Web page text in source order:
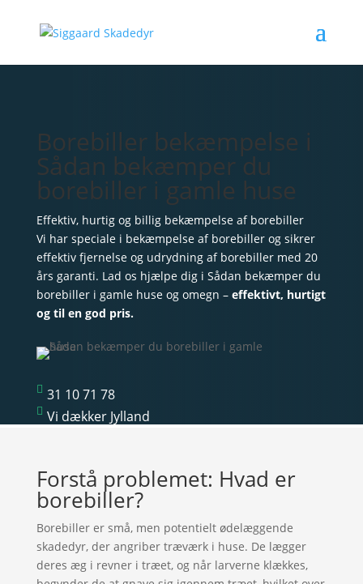
Borebiller bekæmpelse i
Sådan bekæmper du
borebiller i gamle huse
Effektiv, hurtig og billig bekæmpelse af borebiller
Vi har speciale i bekæmpelse af borebiller og sikrer
effektiv fjernelse og udrydning af borebiller med 20
års garanti. Lad os hjælpe dig i Sådan bekæmper du
borebiller i gamle huse og omegn –effektivt, hurtigt
og til en god pris.
 31 10 71 78
 Vi dækker Jylland
Forstå problemet: Hvad er
borebiller?
Borebiller er små, men potentielt ødelæggende
skadedyr, der angriber træværk i huse. De lægger
deres æg i revner i træet, og når larverne klækkes,